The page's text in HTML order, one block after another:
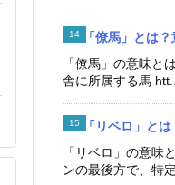
「僚馬」とは
「僚馬」の意味と
舎に所属する馬 htt...
「リベロ」と
「リベロ」の意味
ンの最後方で、特